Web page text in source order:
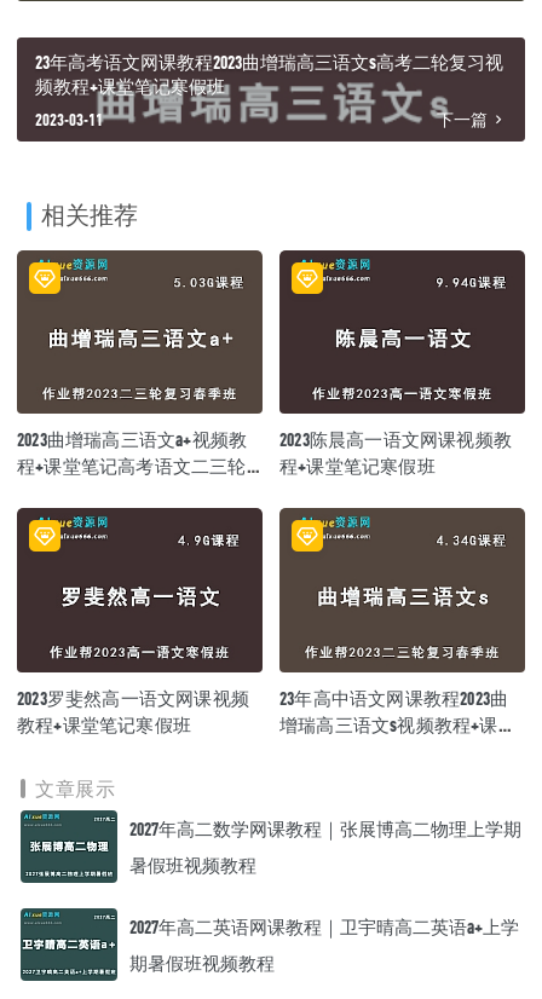
23年高考语文网课教程2023曲增瑞高三语文s高考二轮复习视
频教程+课堂笔记寒假班
2023-03-11 下一篇
相关推荐
2023曲增瑞高三语文a+视频教
程+课堂笔记高考语文二三轮
2023陈晨高一语文网课视频教
程+课堂笔记寒假班
2023罗斐然高一语文网课视频
教程+课堂笔记寒假班
23年高中语文网课教程2023曲
增瑞高三语文s视频教程+课堂
文章展示
2027年高二数学网课教程｜张展博高二物理上学期
暑假班视频教程
2027年高二英语网课教程｜卫宇晴高二英语a+上学
期暑假班视频教程